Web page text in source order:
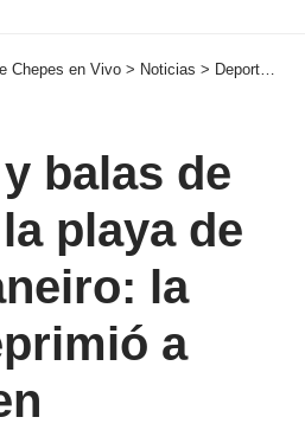
Chepes en Vivo > Noticias > Deportes
balas de
playa de
la
a